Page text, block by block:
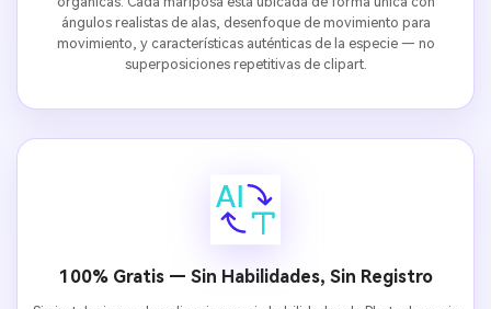
ángulos realistas de alas, desenfoque de movimiento para
movimiento, y características auténticas de la especie — no
superposiciones repetitivas de clipart.
100% Gratis — Sin Habilidades, Sin Registro